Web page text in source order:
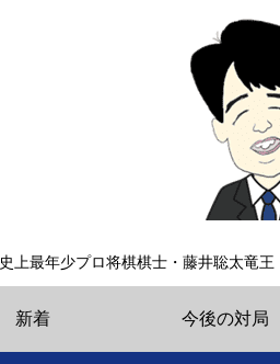
史上最年少プロ将棋棋士・藤井聡太竜
新着 今後の対局